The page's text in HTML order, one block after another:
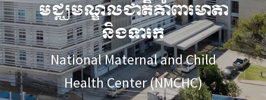
មជ្ឈមណ្ឌលជាតិគាំពារមាតា
និងទារក
National Maternal and Child
Health Center (NMCHC)